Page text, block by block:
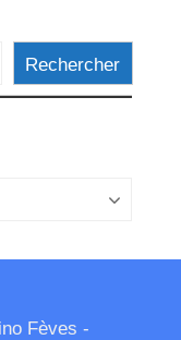
Rechercher
Fèves -